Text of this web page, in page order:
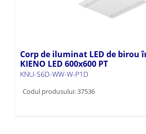
Corp de iluminat LED de birou
KIENO LED 600x600 PT
KNU-S6D-WW-W-P1D
Codul produsului: 37536